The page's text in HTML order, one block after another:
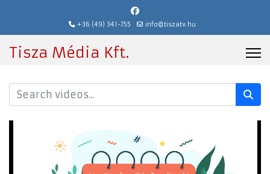
+36 (49) 341-755 info@tiszatv.hu
Tisza Média Kft.